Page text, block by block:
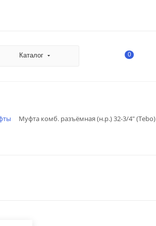
Каталог 0
Муфта комб. разъёмная (н.р.) 32-3/4" (Tebo)